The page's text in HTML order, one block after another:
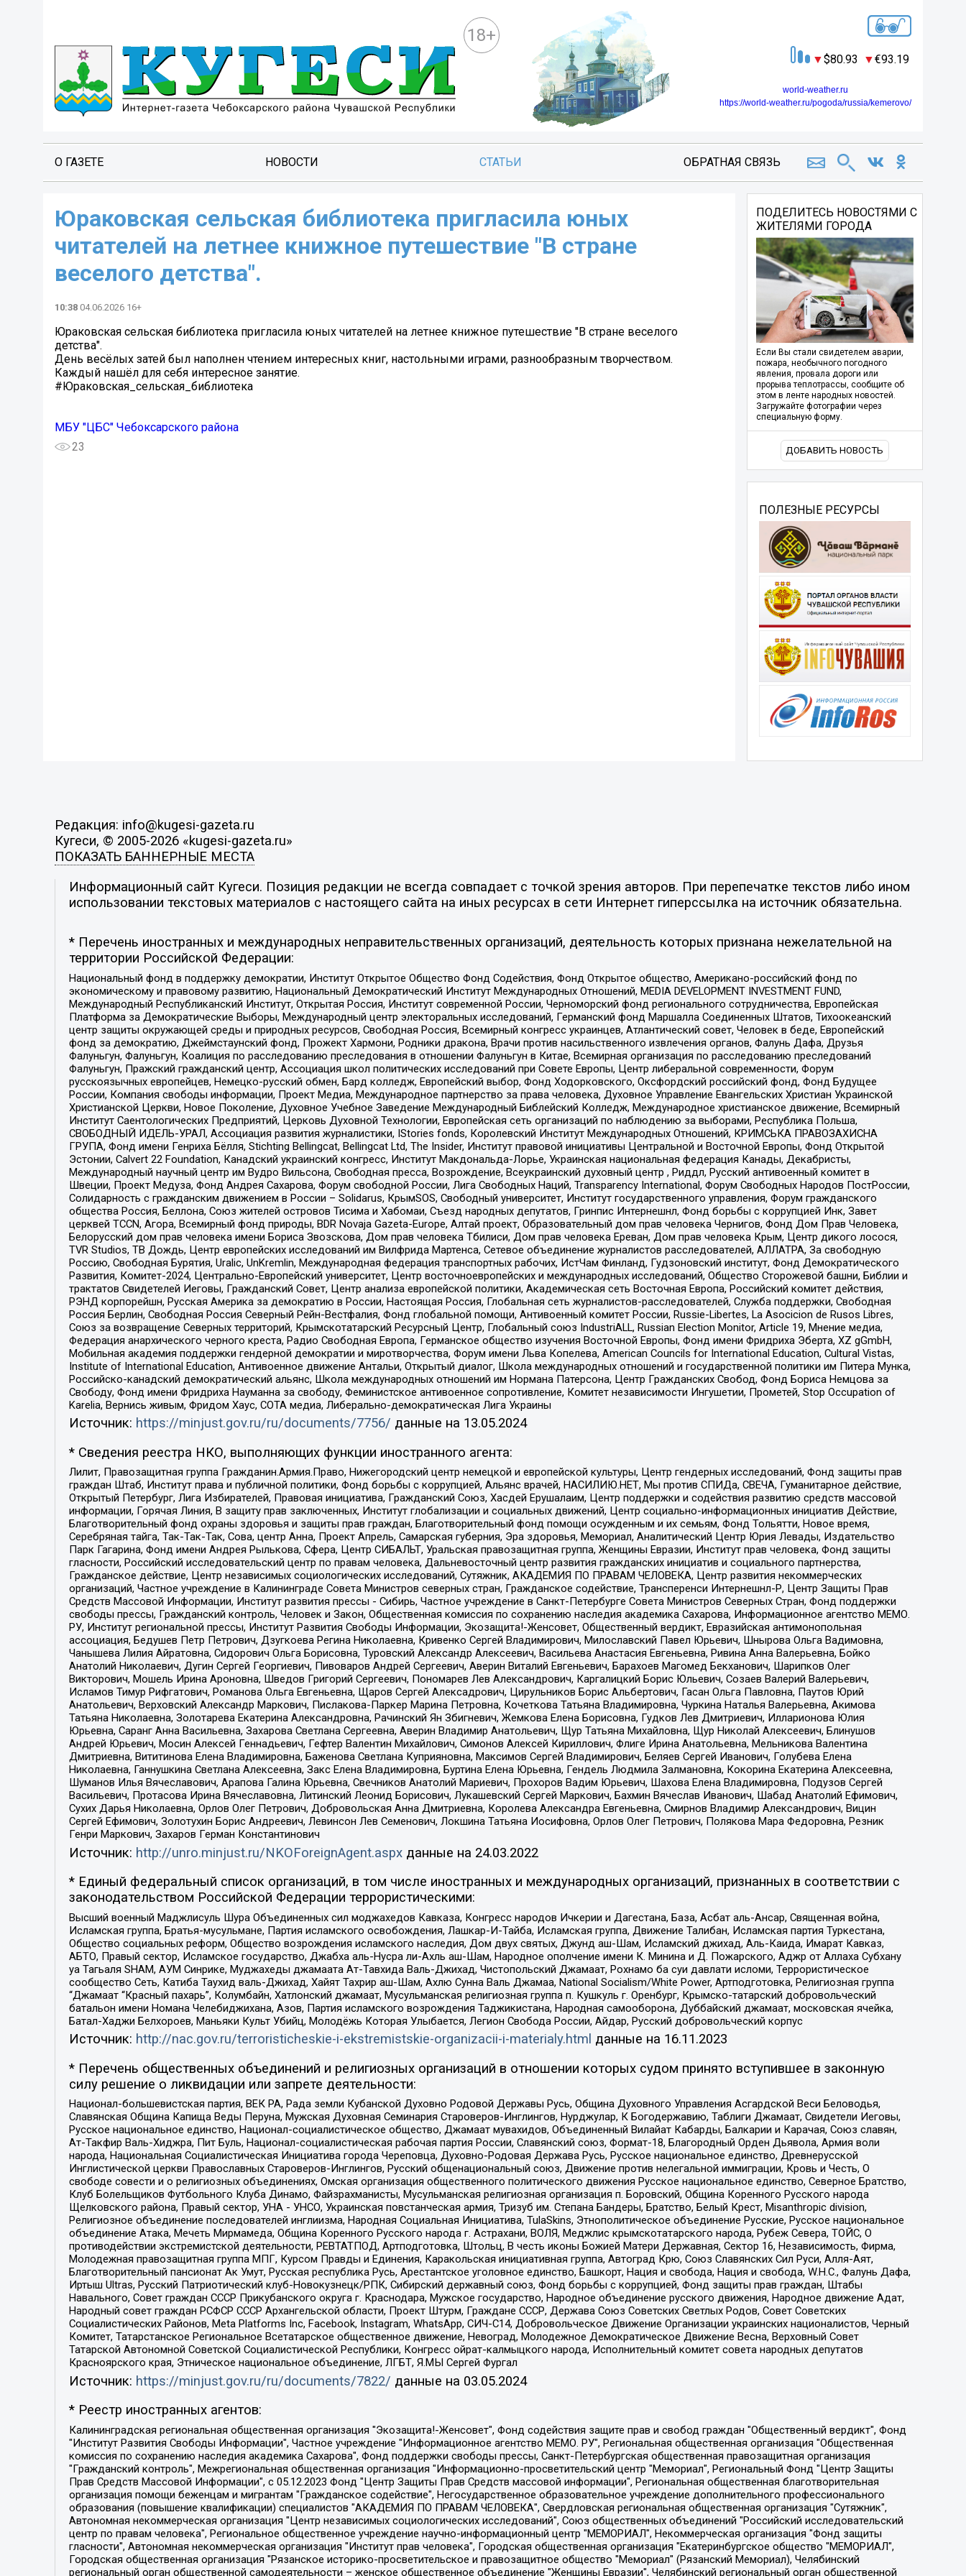
18+
80.93 93.19
world-weather.ru
https://world-weather.ru/pogoda/russia/kemerovo/
О ГАЗЕТЕ НОВОСТИ СТАТЬИ ОБРАТНАЯ СВЯЗЬ
Юраковская сельская библиотека пригласила юных
читателей на летнее книжное путешествие "В стране
веселого детства".
10:38 04.06.2026 16+
Юраковская сельская библиотека пригласила юных читателей на летнее книжное путешествие "В стране веселого
детства".
День весёлых затей был наполнен чтением интересных книг, настольными играми, разнообразным творчеством.
Каждый нашёл для себя интересное занятие.
#Юраковская_сельская_библиотека
МБУ "ЦБС" Чебоксарского района
23
ПОДЕЛИТЕСЬ НОВОСТЯМИ С
ЖИТЕЛЯМИ ГОРОДА
Если Вы стали свидетелем аварии,
пожара, необычного погодного
явления, провала дороги или
прорыва теплотрассы, сообщите об
этом в ленте народных новостей.
Загружайте фотографии через
специальную форму.
ДОБАВИТЬ НОВОСТЬ
ПОЛЕЗНЫЕ РЕСУРСЫ
Редакция: info@kugesi-gazeta.ru
Кугеси, © 2005-2026 «kugesi-gazeta.ru»
ПОКАЗАТЬ БАННЕРНЫЕ МЕСТА
Информационный сайт Кугеси. Позиция редакции не всегда совпадает с точкой зрения авторов. При перепечатке текстов либо ином
использовании текстовых материалов с настоящего сайта на иных ресурсах в сети Интернет гиперссылка на источник обязательна.
* Перечень иностранных и международных неправительственных организаций, деятельность которых признана нежелательной на
территории Российской Федерации:
Национальный фонд в поддержку демократии, Институт Открытое Общество Фонд Содействия, Фонд Открытое общество, Американо-российский фонд по
экономическому и правовому развитию, Национальный Демократический Институт Международных Отношений, MEDIA DEVELOPMENT INVESTMENT FUND,
Международный Республиканский Институт, Открытая Россия, Институт современной России, Черноморский фонд регионального сотрудничества, Европейская
Платформа за Демократические Выборы, Международный центр электоральных исследований, Германский фонд Маршалла Соединенных Штатов, Тихоокеанский
центр защиты окружающей среды и природных ресурсов, Свободная Россия, Всемирный конгресс украинцев, Атлантический совет, Человек в беде, Европейский
фонд за демократию, Джеймстаунский фонд, Прожект Хармони, Родники дракона, Врачи против насильственного извлечения органов, Фалунь Дафа, Друзья
Фалуньгун, Фалуньгун, Коалиция по расследованию преследования в отношении Фалуньгун в Китае, Всемирная организация по расследованию преследований
Фалуньгун, Пражский гражданский центр, Ассоциация школ политических исследований при Совете Европы, Центр либеральной современности, Форум
русскоязычных европейцев, Немецко-русский обмен, Бард колледж, Европейский выбор, Фонд Ходорковского, Оксфордский российский фонд, Фонд Будущее
России, Компания свободы информации, Проект Медиа, Международное партнерство за права человека, Духовное Управление Евангельских Христиан Украинской
Христианской Церкви, Новое Поколение, Духовное Учебное Заведение Международный Библейский Колледж, Международное христианское движение, Всемирный
Институт Саентологических Предприятий, Церковь Духовной Технологии, Европейская сеть организаций по наблюдению за выборами, Республика Польша,
СВОБОДНЫЙ ИДЕЛЬ-УРАЛ, Ассоциация развития журналистики, IStories fonds, Королевский Институт Международных Отношений, КРИМСЬКА ПРАВОЗАХИСНА
ГРУПА, Фонд имени Генриха Бёлля, Stichting Bellingcat, Bellingcat Ltd, The Insider, Институт правовой инициативы Центральной и Восточной Европы, Фонд Открытой
Эстонии, Calvert 22 Foundation, Канадский украинский конгресс, Институт Макдональда-Лорье, Украинская национальная федерация Канады, Декабристы,
Международный научный центр им Вудро Вильсона, Свободная пресса, Возрождение, Всеукраинский духовный центр , Риддл, Русский антивоенный комитет в
Швеции, Проект Медуза, Фонд Андрея Сахарова, Форум свободной России, Лига Свободных Наций, Transparеncy International, Форум Свободных Народов ПостРоссии,
Солидарность с гражданским движением в России – Solidarus, КрымSOS, Свободный университет, Институт государственного управления, Форум гражданского
общества Россия, Беллона, Союз жителей островов Тисима и Хабомаи, Съезд народных депутатов, Гринпис Интернешнл, Фонд борьбы с коррупцией Инк, Завет
церквей TCCN, Агора, Всемирный фонд природы, BDR Novaja Gazeta-Europe, Алтай проект, Образовательный дом прав человека Чернигов, Фонд Дом Прав Человека,
Белорусский дом прав человека имени Бориса Звозскова, Дом прав человека Тбилиси, Дом прав человека Ереван, Дом прав человека Крым, Центр дикого лосося,
TVR Studios, ТВ Дождь, Центр европейских исследований им Вилфрида Мартенса, Сетевое объединение журналистов расследователей, АЛЛАТРА, За свободную
Россию, Свободная Бурятия, Uralic, UnKremlin, Международная федерация транспортных рабочих, ИстЧам Финланд, Гудзоновский институт, Фонд Демократического
Развития, Комитет-2024, Центрально-Европейский университет, Центр восточноевропейских и международных исследований, Общество Сторожевой башни, Библии и
трактатов Свидетелей Иеговы, Гражданский Совет, Центр анализа европейской политики, Академическая сеть Восточная Европа, Российский комитет действия,
РЭНД корпорейшн, Русская Америка за демократию в России, Настоящая Россия, Глобальная сеть журналистов-расследователей, Служба поддержки, Свободная
Россия Берлин, Свободная Россия Северный Рейн-Вестфалия, Фонд глобальной помощи, Антивоенный комитет России, Russie-Libertes, La Asocicion de Rusos Libres,
Союз за возвращение Северных территорий, Крымскотатарский Ресурсный Центр, Глобальный союз IndustriALL, Russian Election Monitor, Article 19, Мнение медиа,
Федерация анархического черного креста, Радио Свободная Европа, Германское общество изучения Восточной Европы, Фонд имени Фридриха Эберта, XZ gGmbH,
Мобильная академия поддержки гендерной демократии и миротворчества, Форум имени Льва Копелева, American Councils for International Education, Cultural Vistas,
Institute of International Education, Антивоенное движение Антальи, Открытый диалог, Школа международных отношений и государственной политики им Питера Мунка,
Российско-канадский демократический альянс, Школа международных отношений им Нормана Патерсона, Центр Гражданских Свобод, Фонд Бориса Немцова за
Свободу, Фонд имени Фридриха Науманна за свободу, Феминистское антивоенное сопротивление, Комитет независимости Ингушетии, Прометей, Stop Occupation of
Karelia, Вернись живым, Фридом Хаус, СОТА медиа, Либерально-демократическая Лига Украины
Источник: https://minjust.gov.ru/ru/documents/7756/ данные на 13.05.2024
* Сведения реестра НКО, выполняющих функции иностранного агента:
Лилит, Правозащитная группа Гражданин.Армия.Право, Нижегородский центр немецкой и европейской культуры, Центр гендерных исследований, Фонд защиты прав
граждан Штаб, Институт права и публичной политики, Фонд борьбы с коррупцией, Альянс врачей, НАСИЛИЮ.НЕТ, Мы против СПИДа, СВЕЧА, Гуманитарное действие,
Открытый Петербург, Лига Избирателей, Правовая инициатива, Гражданский Союз, Хасдей Ерушалаим, Центр поддержки и содействия развитию средств массовой
информации, Горячая Линия, В защиту прав заключенных, Институт глобализации и социальных движений, Центр социально-информационных инициатив Действие,
Благотворительный фонд охраны здоровья и защиты прав граждан, Благотворительный фонд помощи осужденным и их семьям, Фонд Тольятти, Новое время,
Серебряная тайга, Так-Так-Так, Сова, центр Анна, Проект Апрель, Самарская губерния, Эра здоровья, Мемориал, Аналитический Центр Юрия Левады, Издательство
Парк Гагарина, Фонд имени Андрея Рылькова, Сфера, Центр СИБАЛЬТ, Уральская правозащитная группа, Женщины Евразии, Институт прав человека, Фонд защиты
гласности, Российский исследовательский центр по правам человека, Дальневосточный центр развития гражданских инициатив и социального партнерства,
Гражданское действие, Центр независимых социологических исследований, Сутяжник, АКАДЕМИЯ ПО ПРАВАМ ЧЕЛОВЕКА, Центр развития некоммерческих
организаций, Частное учреждение в Калининграде Совета Министров северных стран, Гражданское содействие, Трансперенси Интернешнл-Р, Центр Защиты Прав
Средств Массовой Информации, Институт развития прессы - Сибирь, Частное учреждение в Санкт-Петербурге Совета Министров Северных Стран, Фонд поддержки
свободы прессы, Гражданский контроль, Человек и Закон, Общественная комиссия по сохранению наследия академика Сахарова, Информационное агентство МЕМО.
РУ, Институт региональной прессы, Институт Развития Свободы Информации, Экозащита!-Женсовет, Общественный вердикт, Евразийская антимонопольная
ассоциация, Бедушев Петр Петрович, Дзугкоева Регина Николаевна, Кривенко Сергей Владимирович, Милославский Павел Юрьевич, Шнырова Ольга Вадимовна,
Чанышева Лилия Айратовна, Сидорович Ольга Борисовна, Туровский Александр Алексеевич, Васильева Анастасия Евгеньевна, Ривина Анна Валерьевна, Бойко
Анатолий Николаевич, Дугин Сергей Георгиевич, Пивоваров Андрей Сергеевич, Аверин Виталий Евгеньевич, Барахоев Магомед Бекханович, Шарипков Олег
Викторович, Мошель Ирина Ароновна, Шведов Григорий Сергеевич, Пономарев Лев Александрович, Каргалицкий Борис Юльевич, Созаев Валерий Валерьевич,
Исламов Тимур Рифгатович, Романова Ольга Евгеньевна, Щаров Сергей Алексадрович, Цирульников Борис Альбертович, Гасан Ольга Павловна, Паутов Юрий
Анатольевич, Верховский Александр Маркович, Пислакова-Паркер Марина Петровна, Кочеткова Татьяна Владимировна, Чуркина Наталья Валерьевна, Акимова
Татьяна Николаевна, Золотарева Екатерина Александровна, Рачинский Ян Збигневич, Жемкова Елена Борисовна, Гудков Лев Дмитриевич, Илларионова Юлия
Юрьевна, Саранг Анна Васильевна, Захарова Светлана Сергеевна, Аверин Владимир Анатольевич, Щур Татьяна Михайловна, Щур Николай Алексеевич, Блинушов
Андрей Юрьевич, Мосин Алексей Геннадьевич, Гефтер Валентин Михайлович, Симонов Алексей Кириллович, Флиге Ирина Анатольевна, Мельникова Валентина
Дмитриевна, Вититинова Елена Владимировна, Баженова Светлана Куприяновна, Максимов Сергей Владимирович, Беляев Сергей Иванович, Голубева Елена
Николаевна, Ганнушкина Светлана Алексеевна, Закс Елена Владимировна, Буртина Елена Юрьевна, Гендель Людмила Залмановна, Кокорина Екатерина Алексеевна,
Шуманов Илья Вячеславович, Арапова Галина Юрьевна, Свечников Анатолий Мариевич, Прохоров Вадим Юрьевич, Шахова Елена Владимировна, Подузов Сергей
Васильевич, Протасова Ирина Вячеславовна, Литинский Леонид Борисович, Лукашевский Сергей Маркович, Бахмин Вячеслав Иванович, Шабад Анатолий Ефимович,
Сухих Дарья Николаевна, Орлов Олег Петрович, Добровольская Анна Дмитриевна, Королева Александра Евгеньевна, Смирнов Владимир Александрович, Вицин
Сергей Ефимович, Золотухин Борис Андреевич, Левинсон Лев Семенович, Локшина Татьяна Иосифовна, Орлов Олег Петрович, Полякова Мара Федоровна, Резник
Генри Маркович, Захаров Герман Константинович
Источник: http://unro.minjust.ru/NKOForeignAgent.aspxданные на 24.03.2022
* Единый федеральный список организаций, в том числе иностранных и международных организаций, признанных в соответствии с
законодательством Российской Федерации террористическими:
Высший военный Маджлисуль Шура Объединенных сил моджахедов Кавказа, Конгресс народов Ичкерии и Дагестана, База, Асбат аль-Ансар, Священная война,
Исламская группа, Братья-мусульмане, Партия исламского освобождения, Лашкар-И-Тайба, Исламская группа, Движение Талибан, Исламская партия Туркестана,
Общество социальных реформ, Общество возрождения исламского наследия, Дом двух святых, Джунд аш-Шам, Исламский джихад, Аль-Каида, Имарат Кавказ,
АБТО, Правый сектор, Исламское государство, Джабха аль-Нусра ли-Ахль аш-Шам, Народное ополчение имени К. Минина и Д. Пожарского, Аджр от Аллаха Субхану
уа Тагьаля SHAM, АУМ Синрике, Муджахеды джамаата Ат-Тавхида Валь-Джихад, Чистопольский Джамаат, Рохнамо ба суи давлати исломи, Террористическое
сообщество Сеть, Катиба Таухид валь-Джихад, Хайят Тахрир аш-Шам, Ахлю Сунна Валь Джамаа, National Socialism/White Power, Артподготовка, Религиозная группа
“Джамаат “Красный пахарь”, Колумбайн, Хатлонский джамаат, Мусульманская религиозная группа п. Кушкуль г. Оренбург, Крымско-татарский добровольческий
батальон имени Номана Челебиджихана, Азов, Партия исламского возрождения Таджикистана, Народная самооборона, Дуббайский джамаат, московская ячейка,
Батал-Хаджи Белхороев, Маньяки Культ Убийц, Молодёжь Которая Улыбается, Легион Свобода России, Айдар, Русский добровольческий корпус
Источник: http://nac.gov.ru/terroristicheskie-i-ekstremistskie-organizacii-i-materialy.html данные на 16.11.2023
* Перечень общественных объединений и религиозных организаций в отношении которых судом принято вступившее в законную
силу решение о ликвидации или запрете деятельности:
Национал-большевистская партия, ВЕК РА, Рада земли Кубанской Духовно Родовой Державы Русь, Община Духовного Управления Асгардской Веси Беловодья,
Славянская Община Капища Веды Перуна, Мужская Духовная Семинария Староверов-Инглингов, Нурджулар, К Богодержавию, Таблиги Джамаат, Свидетели Иеговы,
Русское национальное единство, Национал-социалистическое общество, Джамаат мувахидов, Объединенный Вилайат Кабарды, Балкарии и Карачая, Союз славян,
Ат-Такфир Валь-Хиджра, Пит Буль, Национал-социалистическая рабочая партия России, Славянский союз, Формат-18, Благородный Орден Дьявола, Армия воли
народа, Национальная Социалистическая Инициатива города Череповца, Духовно-Родовая Держава Русь, Русское национальное единство, Древнерусской
Инглистической церкви Православных Староверов-Инглингов, Русский общенациональный союз, Движение против нелегальной иммиграции, Кровь и Честь, О
свободе совести и о религиозных объединениях, Омская организация общественного политического движения Русское национальное единство, Северное Братство,
Клуб Болельщиков Футбольного Клуба Динамо, Файзрахманисты, Мусульманская религиозная организация п. Боровский, Община Коренного Русского народа
Щелковского района, Правый сектор, УНА - УНСО, Украинская повстанческая армия, Тризуб им. Степана Бандеры, Братство, Белый Крест, Misanthropic division,
Религиозное объединение последователей инглиизма, Народная Социальная Инициатива, TulaSkins, Этнополитическое объединение Русские, Русское национальное
объединение Атака, Мечеть Мирмамеда, Община Коренного Русского народа г. Астрахани, ВОЛЯ, Меджлис крымскотатарского народа, Рубеж Севера, ТОЙС, О
противодействии экстремистской деятельности, РЕВТАТПОД, Артподготовка, Штольц, В честь иконы Божией Матери Державная, Сектор 16, Независимость, Фирма,
Молодежная правозащитная группа МПГ, Курсом Правды и Единения, Каракольская инициативная группа, Автоград Крю, Союз Славянских Сил Руси, Алля-Аят,
Благотворительный пансионат Ак Умут, Русская республика Русь, Арестантское уголовное единство, Башкорт, Нация и свобода, Нация и свобода, W.H.С., Фалунь Дафа,
Иртыш Ultras, Русский Патриотический клуб-Новокузнецк/РПК, Сибирский державный союз, Фонд борьбы с коррупцией, Фонд защиты прав граждан, Штабы
Навального, Совет граждан СССР Прикубанского округа г. Краснодара, Мужское государство, Народное объединение русского движения, Народное движение Адат,
Народный совет граждан РСФСР СССР Архангельской области, Проект Штурм, Граждане СССР, Держава Союз Советских Светлых Родов, Совет Советских
Социалистических Районов, Meta Platforms Inc, Facebook, Instagram, WhatsApp, СИЧ-С14, Добровольческое Движение Организации украинских националистов, Черный
Комитет, Татарстанское Региональное Всетатарское общественное движение, Невоград, Молодежное Демократическое Движение Весна, Верховный Совет
Татарской Автономной Советской Социалистической Республики, Конгресс ойрат-калмыцкого народа, Исполнительный комитет совета народных депутатов
Красноярского края, Этническое национальное объединение, ЛГБТ, Я.МЫ Сергей Фургал
Источник: https://minjust.gov.ru/ru/documents/7822/ данные на 03.05.2024
* Реестр иностранных агентов:
Калининградская региональная общественная организация "Экозащита!-Женсовет", Фонд содействия защите прав и свобод граждан "Общественный вердикт", Фонд "Институт Развития Свободы Информации", Частное учреждение "Информационное агентство МЕМО. РУ", Региональная общественная организация "Общественная комиссия по сохранению наследия академика Сахарова", Фонд поддержки свободы прессы, Санкт-Петербургская общественная правозащитная организация "Гражданский контроль", Межрегиональная общественная организация "Информационно-просветительский центр "Мемориал", Региональный Фонд "Центр Защиты Прав Средств Массовой Информации", с 05.12.2023 Фонд "Центр Защиты Прав Средств массовой информации", Региональная общественная благотворительная организация помощи беженцам и мигрантам "Гражданское содействие", Негосударственное образовательное учреждение дополнительного профессионального образования (повышение квалификации) специалистов "АКАДЕМИЯ ПО ПРАВАМ ЧЕЛОВЕКА", Свердловская региональная общественная организация "Сутяжник", Автономная некоммерческая организация "Центр независимых социологических исследований", Союз общественных объединений "Российский исследовательский центр по правам человека", Региональное общественное учреждение научно-информационный центр "МЕМОРИАЛ", Некоммерческая организация "Фонд защиты гласности", Автономная некоммерческая организация "Институт прав человека", Городская общественная организация "Екатеринбургское общество "МЕМОРИАЛ", Городская общественная организация "Рязанское историко-просветительское и правозащитное общество "Мемориал" (Рязанский Мемориал), Челябинский региональный орган общественной самодеятельности – женское общественное объединение "Женщины Евразии", Челябинский региональный орган общественной самодеятельности "Уральская правозащитная группа", Фонд содействия защите здоровья и социальной справедливости имени Андрея Рылькова, Автономная Некоммерческая Организация "Аналитический Центр Юрия Левады", Автономная некоммерческая организация социальной поддержки населения "Проект Апрель", Региональная общественная организация помощи женщинам и детям, находящимся в кризисной ситуации "Информационно-методический центр "Анна", Фонд содействия развитию массовых коммуникаций и правовому просвещению "Так-так-Так", Фонд содействия устойчивому развитию "Серебряная тайга", Свердловский региональный общественный фонд социальных проектов "Новое время", "Idel.Реалии", Кавказ.Реалии, Крым.Реалии, Телеканал Настоящее Время, Татаро-башкирская служба Радио Свобода (Azatliq Radiosi), Радио Свободная Европа/Радио Свобода (PCE/PC), "Сибирь.Реалии", "Фактограф", Благотворительный фонд помощи осужденным и их семьям, Автономная некоммерческая организация "Институт глобализации и социальных движений", Фонд "В защиту прав заключенных", Частное учреждение "Центр поддержки и содействия развитию средств массовой информации", Пензенский региональный общественный благотворительный фонд "Гражданский союз", "Север.Реалии", Некоммерческая организация Фонд "Правовая инициатива", Общество с ограниченной ответственностью "Радио Свободная Европа/Радио Свобода", Чешское информационное агентство "MEDIUM-ORIENT", Красноярская региональная общественная организация "Мы против СПИДа", Камалягин Денис Николаевич, Маркелов Сергей Евгеньевич, Пономарев Лев Александрович, Савицкая Людмила Алексеевна, Автономная некоммерческая организация "Центр по работе с проблемой насилия "НАСИЛИЮ.НЕТ", Межрегиональный профессиональный союз работников здравоохранения "Альянс врачей", Юридическое лицо, зарегистрированное в Латвийской Республике, SIA "Medusa Project" (регистрационный номер 40103797863, дата регистрации 10.06.2014), Некоммерческая организация "Фонд по борьбе с коррупцией", Автономная некоммерческая организация "Институт права и публичной политики", Баданин Роман Сергеевич, Гликин Максим Александрович, Железнова Мария Михайловна, Лукьянова Юлия Сергеевна, Маетная Елизавета Витальевна, Маняхин Петр Борисович, Чуракова Ольга Владимировна, Ярош Юлия Петровна, Юридическое лицо "The Insider SIA", зарегистрированное в Риге, Латвийская Республика (дата регистрации 26.06.2015), являющееся администратором доменного имени интернет-издания "The Insider SIA", https://theins.ru, Постернак Алексей Евгеньевич, Рубин Михаил Аркадьевич, Анин Роман Александрович, Юридическое лицо Istories fonds, зарегистрированное в Латвийской Республике (регистрационный номер 50008295751, дата регистрации 24.02.2020), Великовский Дмитрий Александрович, Долинина Ирина Николаевна, Мароховская Алеся Алексеевна, Шлейнов Роман Юрьевич, Шмагун Олеся Валентиновна, Общество с ограниченной ответственностью "Альтаир 2021", Общество с ограниченной ответственностью "Вега 2021", Общество с ограниченной ответственностью "Главный редактор 2021", Общество с ограниченной ответственностью "Ромашки монолит", Важенков Артем Валерьевич, Ивановская областная общественная организация "Центр гендерных исследований", Гурман Юрий Альбертович, Медиапроект "ОВД-Инфо", Егоров Владимир Владимирович, Жилинский Владимир Александрович, Общество с ограниченной ответственностью "ЗП", Иванова София Юрьевна, Карезина Инна Павловна, Кильтау Екатерина Викторовна, Петров Алексей Викторович, Пискунов Сергей Евгеньевич, Смирнов Сергей Сергеевич, Тихонов Михаил Сергеевич, Общество с ограниченной ответственностью "ЖУРНАЛИСТ-ИНОСТРАННЫЙ АГЕНТ", Арапова Галина Юрьевна, Вольтская Татьяна Анатольевна, Американская компания "Mason G.E.S. Anonymous Foundation" (США), являющаяся владельцем интернет-издания https://mnews.world/, Компания "Stichting Bellingcat", зарегистрированная в Нидерландах (дата регистрации 11.07.2018), Захаров Андрей Вячеславович, Клепиковская Екатерина Дмитриевна, Общество с ограниченной ответственностью "МЕМО", Перл Роман Александрович, Симонов Евгений Алексеевич, Соловьева Елена Анатольевна, Сотников Даниил Владимирович, Сурначева Елизавета Дмитриевна, Автономная некоммерческая организация по защите прав человека и информированию населения "Якутия – Наше Мнение", Общество с ограниченной ответственностью "Москоу диджитал медиа", с 26.01.2023 Общество с ограниченной ответственностью "Чайка Белые сады", Ветошкина Валерия Валерьевна, Заговора Максим Александрович, Межрегиональное общественное движение "Российская ЛГБТ - сеть", Оленичев Максим Владимирович, Павлов Иван Юрьевич, Скворцова Елена Сергеевна, Общество с ограниченной ответственностью "Как бы инагент", Кочетков Игорь Викторович, Общество с ограниченной ответственностью "Честные выборы", Еланчик Олег Александрович, Общество с ограниченной ответственностью "Нобелевский призыв", Гималова Регина Эмилевна, Григорьев Андрей Валерьевич, Григорьева Алина Александровна, Ассоциация по содействию защите прав призывников, альтернативнослужащих и военнослужащих "Правозащитная группа "Гражданин.Армия.Право", Хисамова Регина Фаритовна, Автономная некоммерческая организация по реализации социально-правовых программ "Лилит", Дальневосточное общественное движение "Маяк", Санкт-Петербургская ЛГБТ-инициативная группа "Выход", Инициативная группа ЛГБТ+ "Реверс", Алексеев Андрей Викторович, Бекбулатова Таисия Львовна, Беляев Иван Михайлович, Владыкина Елена Сергеевна, Гельман Марат Александрович, Никульшина Вероника Юрьевна, Толоконникова Надежда Андреевна, Шендерович Виктор Анатольевич, Общество с ограниченной ответственностью "Данное сообщение", Общество с ограниченной ответственностью Издательский дом "Новая глава", Айнбиндер Александра Александровна, Московский комьюнити-центр для ЛГБТ+инициатив, Благотворительный фонд развития филантропии, Deutsche Welle (Германия, Kurt-Schumacher-Strasse 3, 53113 Bonn), Борзунова Мария Михайловна, Воробьев Виктор Викторович, Голубева Анна Львовна, Константинова Алла Михайловна, Малкова Ирина Владимировна, Мурадов Мурад Абдулгалимович, Осетинская Елизавета Николаевна, Понасенков Евгений Николаевич, Ганапольский Матвей Юрьевич, Киселев Евгений Алексеевич, Борухович Ирина Григорьевна, Дремин Иван Тимофеевич, Дубровский Дмитрий Викторович, Красноярская региональная общественная организация поддержки и развития альтернативных образовательных технологий и межкультурных коммуникаций "ИНТЕРРА", Маяковская Екатерина Алексеевна, Фейгин Марк Захарович, Филимонов Андрей Викторович, Дзугкоева Регина Николаевна, Доброхотов Роман Александрович, Дудь Юрий Александрович, Елкин Сергей Владимирович, Кругликов Кирилл Игоревич, Сабунаева Мария Леонидовна, Семенов Алексей Владимирович, Шаинян Карен Багратович, Шульман Екатерина Михайловна, Асафьев Артур Валерьевич, Вахштайн Виктор Семенович, Венедиктов Алексей Алексеевич, Лушникова Екатерина Евгеньевна, Волков Леонид Михайлович, Невзоров Александр Глебович, Пархоменко Сергей Борисович, Сироткин Ярослав Николаевич, Кара-Мурза Владимир Владимирович, Баранова Наталья Владимировна, Гозман Леонид Яковлевич, Кагарлицкий Борис Юльевич, Климарев Михаил Валерьевич, Милов Владимир Станиславович, Автономная некоммерческая организация Краснодарский центр современного искусства "Типография", Моргенштерн Алишер Тагирович, Соболь Любовь Эдуардовна, Общество с ограниченной ответственностью "ЛИЗА НОРМ", Каспаров Гарри Кимович, Ходорковский Михаил Борисович, Общество с ограниченной ответственностью "Апрельские тезисы", Данилович Ирина Брониславовна, Кашин Олег Владимирович, Петров Николай Владимирович, Пивоваров Алексей Владимирович, Соколов Михаил Владимирович, Цветкова Юлия Владимировна, Чичваркин Евгений Александрович, Комитет против пыток/Команда против пыток, Общество с ограниченной ответственностью "Первый научный", Общество с ограниченной ответственностью "Вертолет и ко", Белоцерковская Вероника Борисовна, Кац Максим Евгеньевич, Лазарева Татьяна Юрьевна, Шаведдинов Руслан Табризович, Яшин Илья Валерьевич, Общество с ограниченной ответственностью "Иноагент ААВ", Алешковский Дмитрий Петрович, Альбац Евгения Марковна, Быков Дмитрий Львович, Галямина Юлия Евгеньевна, Лойко Сергей Леонидович, Мартынов Кирилл Константинович, Медведев Сергей Александрович, Крашенинников Федор Геннадиевич, Гордеева Катерина Вл